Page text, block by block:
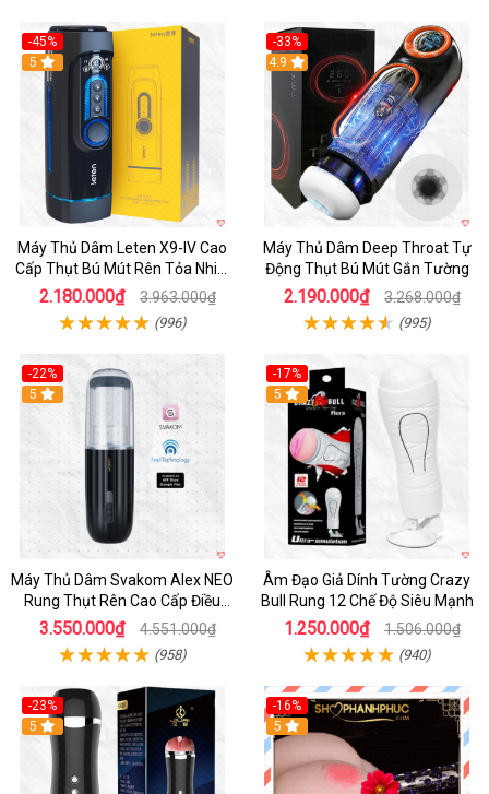
-45%
Hot
5
Máy Thủ Dâm Leten X9-IV Cao
Cấp Thụt Bú Mút Rên Tỏa Nhiệt
Sạc Pin
2.180.000₫ 3.963.000₫
(996)
-33%
Hot
4.9
Máy Thủ Dâm Deep Throat Tự
Động Thụt Bú Mút Gắn Tường
2.190.000₫ 3.268.000₫
(995)
-22%
5
Máy Thủ Dâm Svakom Alex NEO
Rung Thụt Rên Cao Cấp Điều
Khiển App
3.550.000₫ 4.551.000₫
(958)
-17%
5
Âm Đạo Giả Dính Tường Crazy
Bull Rung 12 Chế Độ Siêu Mạnh
1.250.000₫ 1.506.000₫
(940)
-23%
5
-16%
5